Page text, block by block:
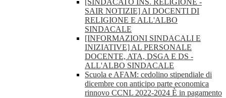
[SINDACATO INS. RELIGIONE -
SAIR NOTIZIE] AI DOCENTI DI
RELIGIONE E ALL'ALBO
SINDACALE
[INFORMAZIONI SINDACALI E
INIZIATIVE] AL PERSONALE
DOCENTE, ATA, DSGA E DS -
ALL'ALBO SINDACALE
Scuola e AFAM: cedolino stipendiale di
dicembre con anticipo parte economica
rinnovo CCNL 2022-2024 È in pagamento